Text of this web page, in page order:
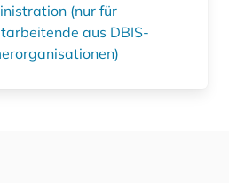
(nur für
aus DBIS-